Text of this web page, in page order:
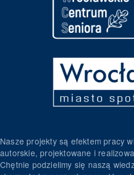
Nasze projekty są efektem pracy
autorskie, projektowane i
Chętnie podzielimy się naszą